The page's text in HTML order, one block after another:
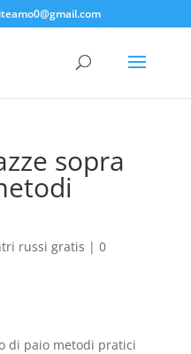
sopra
russi gratis | 0
di paio metodi pratici